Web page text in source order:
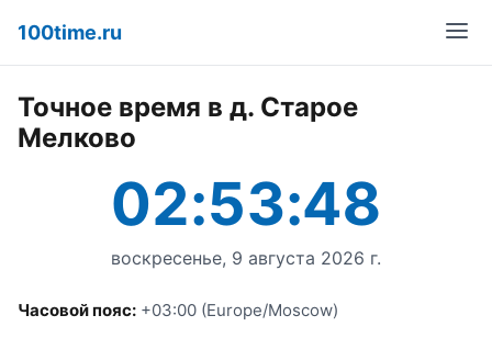
100time.ru
Точное время в д. Старое
Мелково
02:53:48
воскресенье, 9 августа 2026 г.
Часовой пояс: +03:00 (Europe/Moscow)